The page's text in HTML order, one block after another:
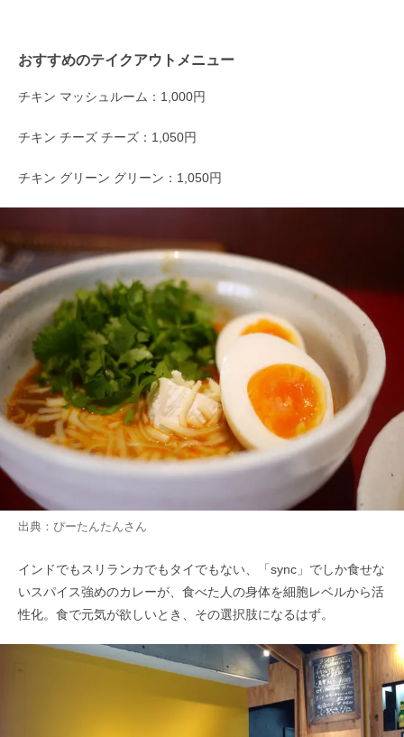
おすすめのテイクアウトメニュー
チキン マッシュルーム：1,000円
チキン チーズ チーズ：1,050円
チキン グリーン グリーン：1,050円
出典： ぴーたんたんさん
インドでもスリランカでもタイでもない、「sync」でしか食せな
いスパイス強めのカレーが、食べた人の身体を細胞レベルから活
性化。食で元気が欲しいとき、その選択肢になるはず。